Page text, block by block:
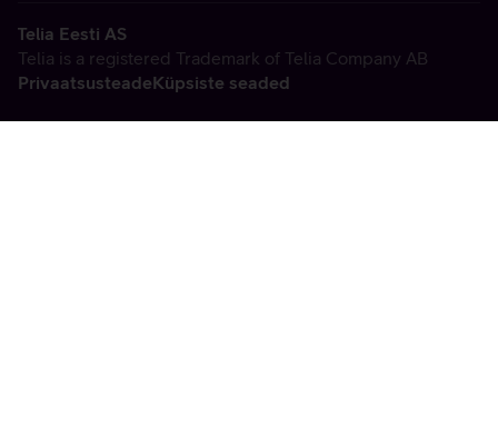
Telia Eesti AS
Telia is a registered Trademark of Telia Company AB
PrivaatsusteadeKüpsiste seaded